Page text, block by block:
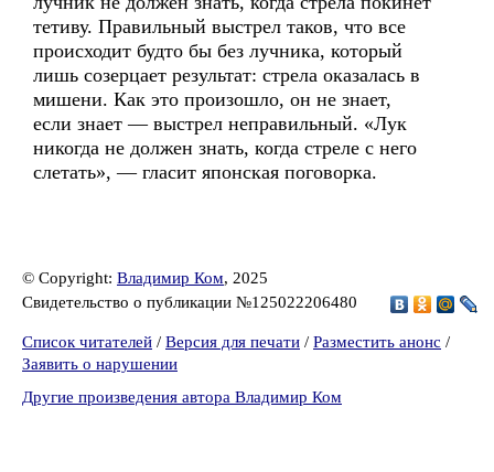
тетиву. Правильный выстрел таков, что все
происходит будто бы без лучника, который
лишь созерцает результат: стрела оказалась в
мишени. Как это произошло, он не знает,
если знает — выстрел неправильный. «Лук
никогда не должен знать, когда стреле с него
слетать», — гласит японская поговорка.
© Copyright: Владимир Ком, 2025
Свидетельство о публикации №125022206480
Список читателей / Версия для печати / Разместить анонс /
Заявить о нарушении
Другие произведения автора Владимир Ком